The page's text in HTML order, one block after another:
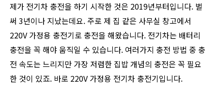
제가 전기차 충전을 하기 시작한 것은 2019년부터입니다. 벌
써 3년이나 지났는데요. 주로 제 집 같은 사무실 창고에서
220V 가정용 충전기로 충전을 해왔습니다. 전기차는 배터리
충전을 꼭 해야 움직일 수 있습니다. 여러가지 충전 방법 중 충
전 속도는 느리지만 가장 저렴한 집밥 개념의 충전은 꼭 필요
한 것이 있죠. 바로 220V 가정용 전기차 충전기입니다.